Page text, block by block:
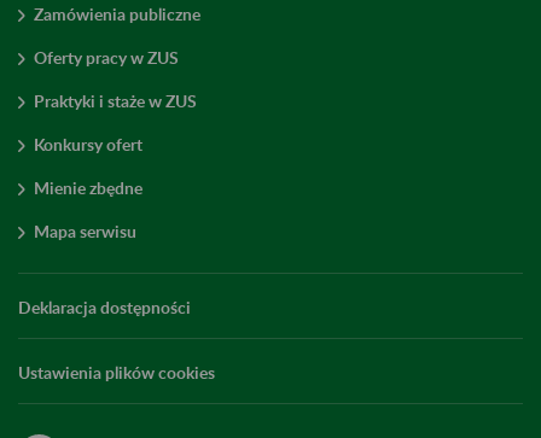
Zamówienia publiczne
Oferty pracy w ZUS
Praktyki i staże w ZUS
Konkursy ofert
Mienie zbędne
Mapa serwisu
Deklaracja dostępności
Ustawienia plików cookies